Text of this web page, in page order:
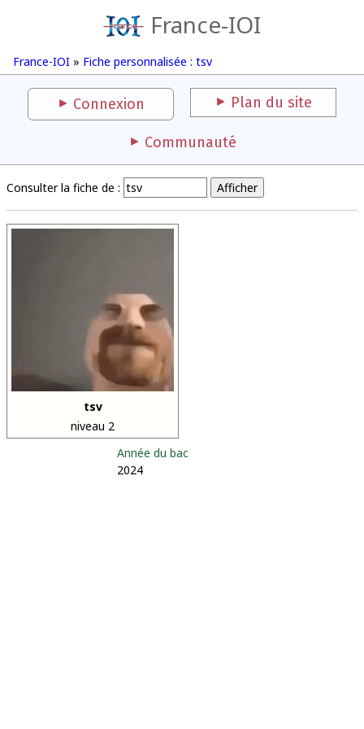
France-IOI
France-IOI » Fiche personnalisée : tsv
Connexion Plan du site
Communauté
Consulter la fiche de :
tsv
niveau 2
Année du bac
2024